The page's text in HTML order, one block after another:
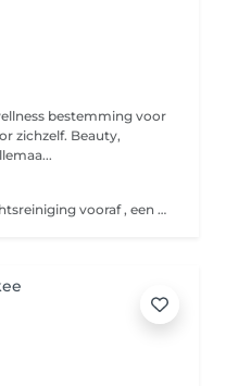
bestemming voor
zichzelf. Beauty,
Dermabrassie Inclusief korte gezichtsreiniging vooraf , een machinale scrub , plus Ultrasone behandeling en maskertje voor thuis .